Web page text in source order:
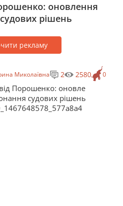
оновлення
рішень
рекламу
Миколаївна 0
2 2580